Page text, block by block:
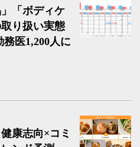
「ボディケ
り扱い実態
医1,200人に
康志向×コミ